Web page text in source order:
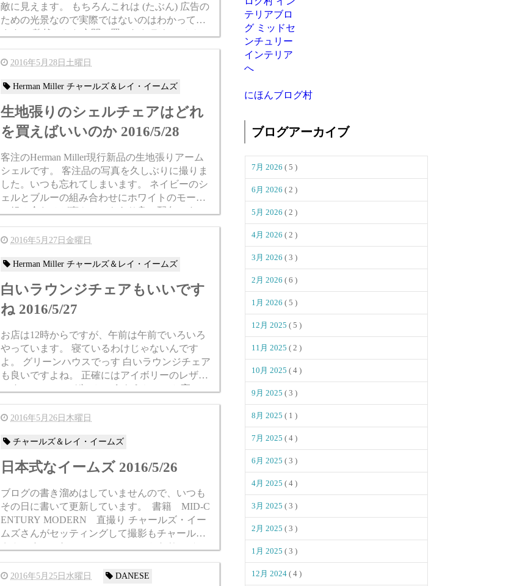
敵に見えます。 もちろんこれは (たぶん) 広告の
ための光景なので実際ではないのはわかってい
ます。 整然とした空間に置かれたラウンジチェ
アは最高、使い倒してなん...
2016年5月28日土曜日
Herman Miller チャールズ＆レイ・イームズ
生地張りのシェルチェアはどれ
を買えばいいのか 2016/5/28
客注のHerman Miller現行新品の生地張りアーム
シェルです。 客注品の写真を久しぶりに撮りま
した。いつも忘れてしまいます。 ネイビーのシ
ェルとブルーの組み合わせにホワイトのモール
の組み合わせが爽やかでもあり良い配色です。
あと、脚がメープルなんですけど、その...
2016年5月27日金曜日
Herman Miller チャールズ＆レイ・イームズ
白いラウンジチェアもいいです
ね 2016/5/27
お店は12時からですが、午前は午前でいろいろ
やっています。 寝ているわけじゃないんです
よ。 グリーンハウスでっす 白いラウンジチェア
も良いですよね。 正確にはアイボリーのレザー
です。 （MCLレザーというもうちょっと高いレ
ザーだとホワイトがあります） なんと...
2016年5月26日木曜日
チャールズ＆レイ・イームズ
日本式なイームズ 2016/5/26
ブログの書き溜めはしていませんので、いつも
その日に書いて更新しています。 書籍 MID-C
ENTURY MODERN 直撮り チャールズ・イー
ムズさんがセッティングして撮影もチャールズ
さんです。これ。 Pure and simple. かなりのジャ
パニー...
2016年5月25日水曜日 DANESE
にほんブログ村
ブログアーカイブ
7月 2026 ( 5 )
6月 2026 ( 2 )
5月 2026 ( 2 )
4月 2026 ( 2 )
3月 2026 ( 3 )
2月 2026 ( 6 )
1月 2026 ( 5 )
12月 2025 ( 5 )
11月 2025 ( 2 )
10月 2025 ( 4 )
9月 2025 ( 3 )
8月 2025 ( 1 )
7月 2025 ( 4 )
6月 2025 ( 3 )
4月 2025 ( 4 )
3月 2025 ( 3 )
2月 2025 ( 3 )
1月 2025 ( 3 )
12月 2024 ( 4 )